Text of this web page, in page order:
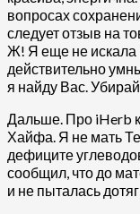
вопросах
следует отзыв на
Ж! Я еще не искала
действительно
я найду Вас.
Дальше. Про iHerb
Хайфа. Я не мать
дефиците
сообщил, что до
и не пыталась